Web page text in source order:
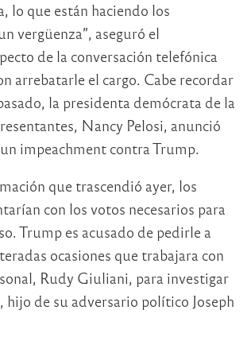
lo que están haciendo los
vergüenza”, aseguró el
de la conversación telefónica
arrebatarle el cargo. Cabe recordar
la presidenta demócrata de la
Nancy Pelosi, anunció
impeachment contra Trump.
que trascendió ayer, los
con los votos necesarios para
Trump es acusado de pedirle a
ocasiones que trabajara con
Rudy Giuliani, para investigar
hijo de su adversario político Joseph